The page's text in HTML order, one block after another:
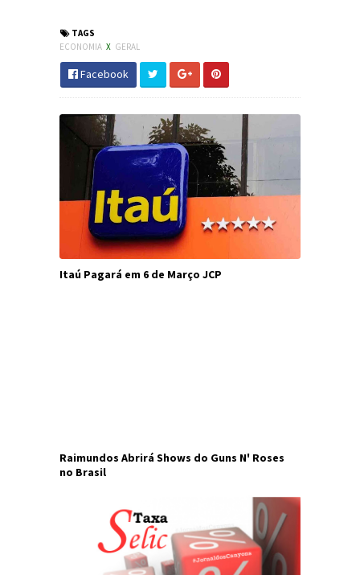
TAGS
ECONOMIA X GERAL
Facebook
Itaú Pagará em 6 de Março JCP
Raimundos Abrirá Shows do Guns N' Roses
no Brasil